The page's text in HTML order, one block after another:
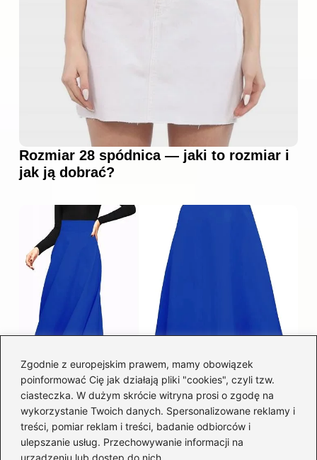
Zgodnie z europejskim prawem, mamy obowiązek
poinformować Cię jak działają pliki "cookies", czyli tzw.
ciasteczka. W dużym skrócie witryna prosi o zgodę na
wykorzystanie Twoich danych. Spersonalizowane reklamy i
treści, pomiar reklam i treści, badanie odbiorców i
ulepszanie usług. Przechowywanie informacji na
urządzeniu lub dostęp do nich.
Rozmiar 28 spódnica — jaki to rozmiar i
jak ją dobrać?
Łatwy sposób jak skrócić spódnicę z
półkoła w domu
Kategorie